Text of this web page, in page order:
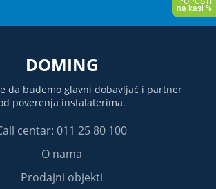
DOMING
da budemo glavni dobavljač i partner
poverenja instalaterima.
centar: 011 25 80 100
O nama
Prodajni objekti